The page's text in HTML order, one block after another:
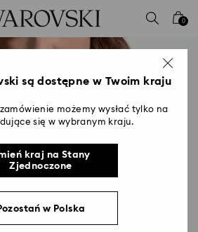
0
są dostępne w Twoim kraju
możemy wysłać tylko na
się w wybranym kraju.
kraj na Stany
Zjednoczone
w Polska